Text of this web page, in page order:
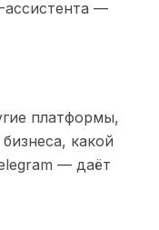
ассистента —
платформы,
какой
— даёт